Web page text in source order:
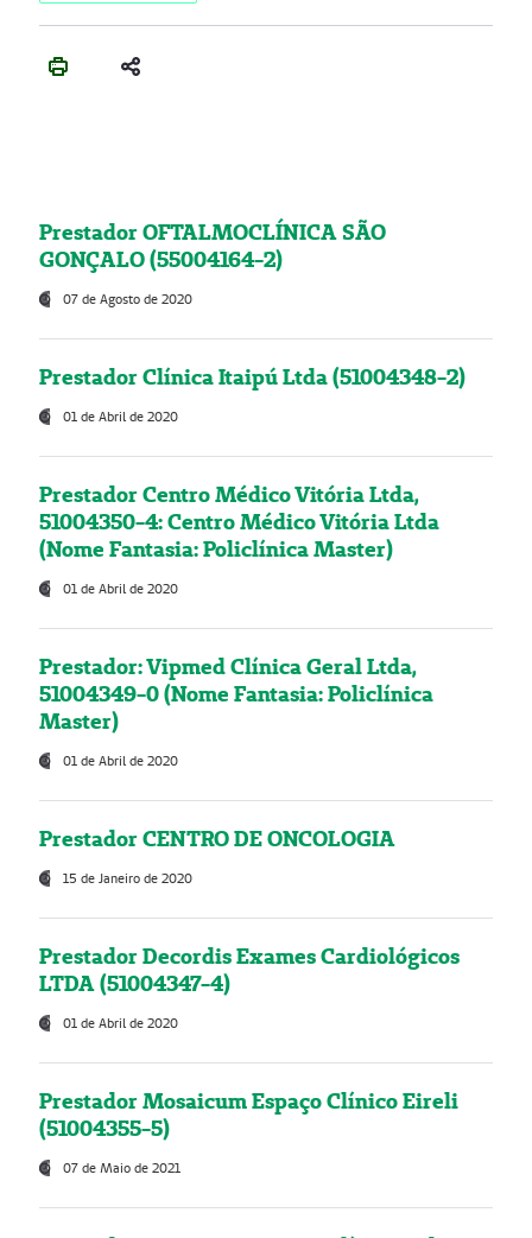
Prestador OFTALMOCLÍNICA SÃO
GONÇALO (55004164-2)
07 de Agosto de 2020
Prestador Clínica Itaipú Ltda (51004348-2)
01 de Abril de 2020
Prestador Centro Médico Vitória Ltda,
51004350-4: Centro Médico Vitória Ltda
(Nome Fantasia: Policlínica Master)
01 de Abril de 2020
Prestador: Vipmed Clínica Geral Ltda,
51004349-0 (Nome Fantasia: Policlínica
Master)
01 de Abril de 2020
Prestador CENTRO DE ONCOLOGIA
15 de Janeiro de 2020
Prestador Decordis Exames Cardiológicos
LTDA (51004347-4)
01 de Abril de 2020
Prestador Mosaicum Espaço Clínico Eireli
(51004355-5)
07 de Maio de 2021